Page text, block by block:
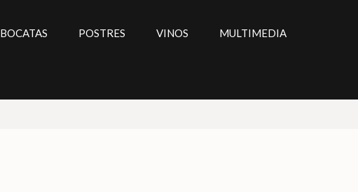
BOCATAS POSTRES VINOS MULTIMEDIA